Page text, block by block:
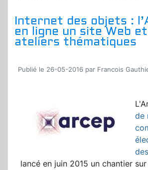
Internet des objets :
en ligne un site Web
ateliers thématiques
Publié le 26-05-2016 par Francois
de
lancé en juin 2015 un chantier